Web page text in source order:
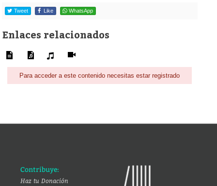
Tweet Like WhatsApp
Enlaces relacionados
Para acceder a este contenido necesitas estar registrado
Contribuye:
Haz tu Donación